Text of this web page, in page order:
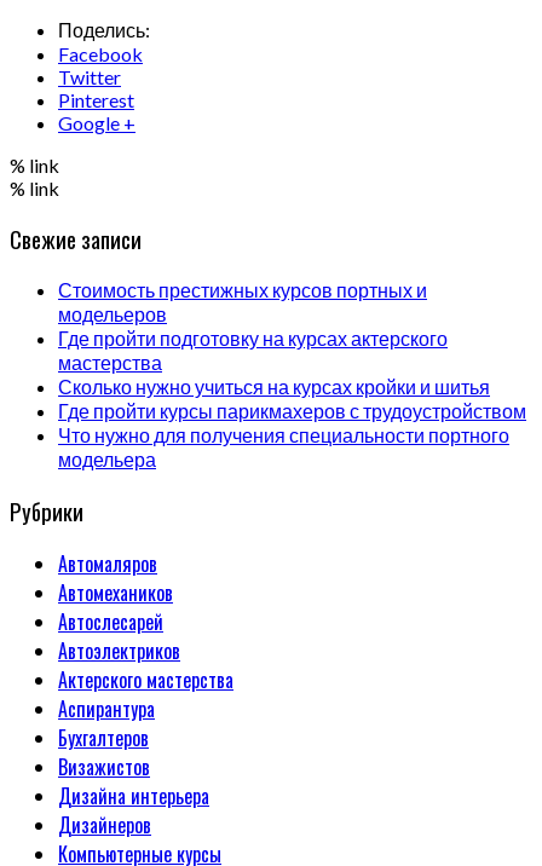
Поделись:
Facebook
Twitter
Pinterest
Google +
% link
% link
Свежие записи
Стоимость престижных курсов портных и
модельеров
Где пройти подготовку на курсах актерского
мастерства
Сколько нужно учиться на курсах кройки и шитья
Где пройти курсы парикмахеров с трудоустройством
Что нужно для получения специальности портного
модельера
Рубрики
Автомаляров
Автомехаников
Автослесарей
Автоэлектриков
Актерского мастерства
Аспирантура
Бухгалтеров
Визажистов
Дизайна интерьера
Дизайнеров
Компьютерные курсы